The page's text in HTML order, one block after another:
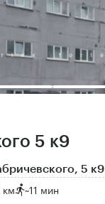
5 к9
5 к9
~11 мин